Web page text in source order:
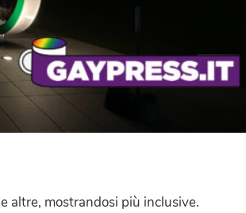
altre, mostrandosi più inclusive.